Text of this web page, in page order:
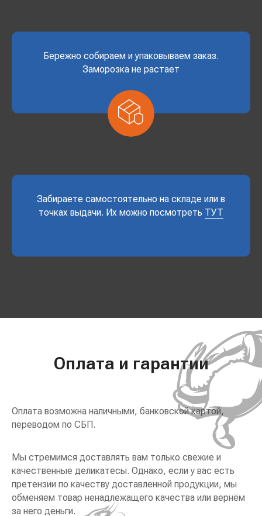
Бережно собираем и упаковываем заказ.
Заморозка не растает
Забираете самостоятельно на складе или в
точках выдачи. Их можно посмотреть ТУТ
Оплата и гарантии
Оплата возможна наличными, банковской картой,
переводом по СБП.
Мы стремимся доставлять вам только свежие и
качественные деликатесы. Однако, если у вас есть
претензии по качеству доставленной продукции, мы
обменяем товар ненадлежащего качества или вернём
за него деньги.